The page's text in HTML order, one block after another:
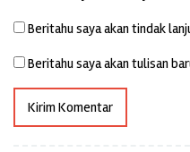
Beritahu saya akan tindak
Beritahu saya akan tulisan